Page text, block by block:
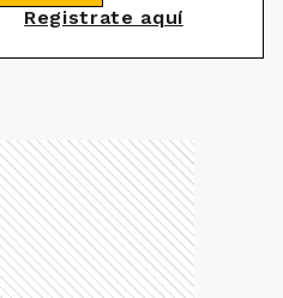
Registrate aquí